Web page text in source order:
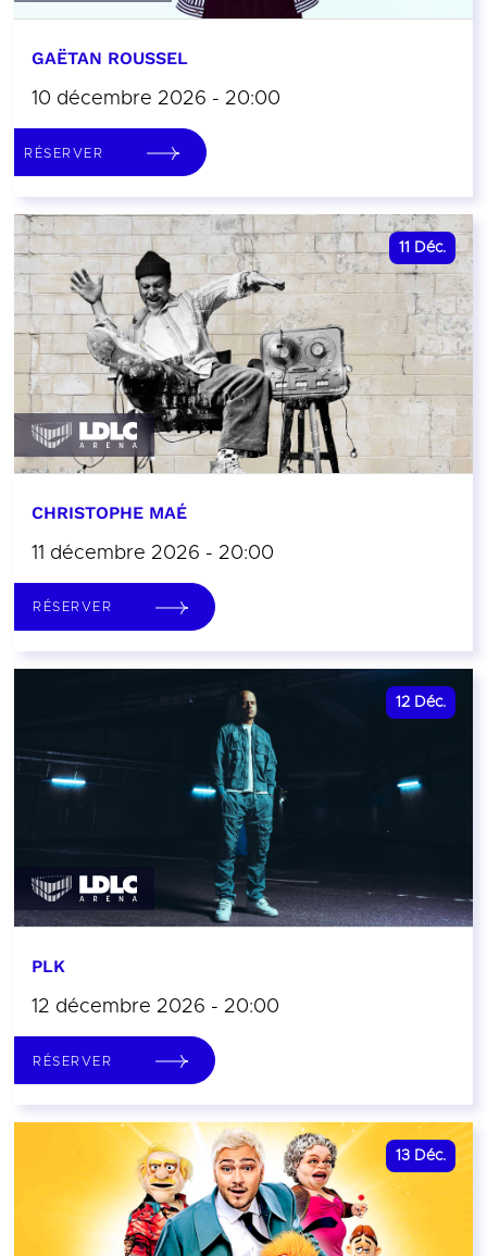
GAËTAN ROUSSEL
10 décembre 2026 - 20:00
RÉSERVER
11 Déc.
CHRISTOPHE MAÉ
11 décembre 2026 - 20:00
RÉSERVER
12 Déc.
PLK
12 décembre 2026 - 20:00
RÉSERVER
13 Déc.